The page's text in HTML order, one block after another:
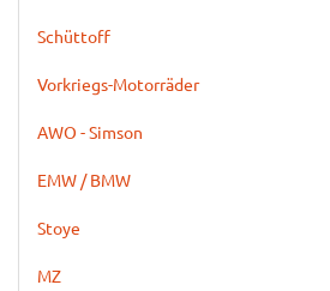
Schüttoff
Vorkriegs-Motorräder
AWO - Simson
EMW / BMW
Stoye
MZ